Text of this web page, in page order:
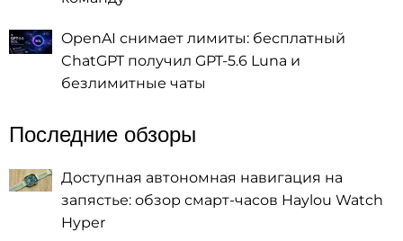
OpenAI снимает лимиты: бесплатный
ChatGPT получил GPT-5.6 Luna и
безлимитные чаты
Последние обзоры
Доступная автономная навигация на
запястье: обзор смарт-часов Haylou Watch
Hyper